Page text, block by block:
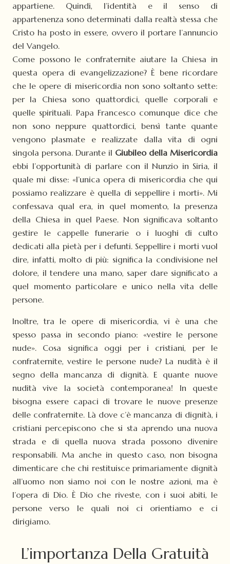
appartiene. Quindi, l’identità e il senso di
appartenenza sono determinati dalla realtà stessa che
Cristo ha posto in essere, ovvero il portare l’annuncio
del Vangelo.
Come possono le confraternite aiutare la Chiesa in
questa opera di evangelizzazione? È bene ricordare
che le opere di misericordia non sono soltanto sette:
per la Chiesa sono quattordici, quelle corporali e
quelle spirituali. Papa Francesco comunque dice che
non sono neppure quattordici, bensì tante quante
vengono plasmate e realizzate dalla vita di ogni
singola persona. Durante il Giubileo della Misericordia
ebbi l’opportunità di parlare con il Nunzio in Siria, il
quale mi disse: «l’unica opera di misericordia che qui
possiamo realizzare è quella di seppellire i morti». Mi
confessava qual era, in quel momento, la presenza
della Chiesa in quel Paese. Non significava soltanto
gestire le cappelle funerarie o i luoghi di culto
dedicati alla pietà per i defunti. Seppellire i morti vuol
dire, infatti, molto di più: significa la condivisione nel
dolore, il tendere una mano, saper dare significato a
quel momento particolare e unico nella vita delle
persone.
Inoltre, tra le opere di misericordia, vi è una che
spesso passa in secondo piano: «vestire le persone
nude». Cosa significa oggi per i cristiani, per le
confraternite, vestire le persone nude? La nudità è il
segno della mancanza di dignità. E quante nuove
nudità vive la società contemporanea! In queste
bisogna essere capaci di trovare le nuove presenze
delle confraternite. Là dove c’è mancanza di dignità, i
cristiani percepiscono che si sta aprendo una nuova
strada e di quella nuova strada possono divenire
responsabili. Ma anche in questo caso, non bisogna
dimenticare che chi restituisce primariamente dignità
all’uomo non siamo noi con le nostre azioni, ma è
l’opera di Dio. È Dio che riveste, con i suoi abiti, le
persone verso le quali noi ci orientiamo e ci
dirigiamo.
L’importanza Della Gratuità